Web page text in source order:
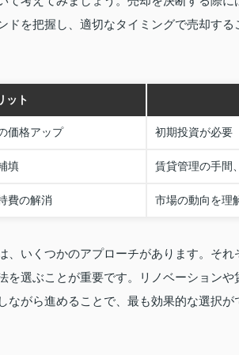
ドを把握し、適切なタイミングで売却す
ット
価格アップ 初期投資が必要
填 賃貸管理の手間
費の解消 市場の動向を理
、いくつかのアプローチがあります。そ
を選ぶことが重要です。リノベーション
がら進めることで、最も効果的な選択が